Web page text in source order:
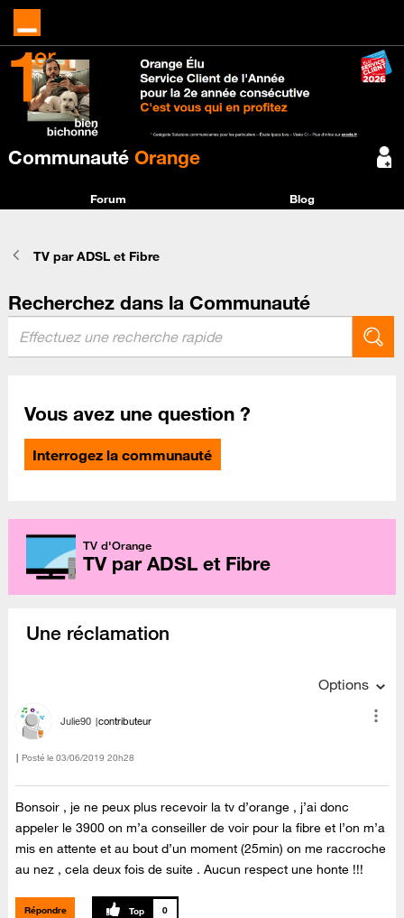
Communauté Orange
Forum Blog
TV par ADSL et Fibre
Recherchez dans la Communauté
Vous avez une question ?
Interrogez la communauté
TV d'Orange
TV par ADSL et Fibre
Une réclamation
Options
Julie90 contributeur
Posté le ‎03/06/2019 20h28
Bonsoir , je ne peux plus recevoir la tv d’orange , j’ai donc
appeler le 3900 on m’a conseiller de voir pour la fibre et l’on m’a
mis en attente et au bout d’un moment (25min) on me raccroche
au nez , cela deux fois de suite . Aucun respect une honte !!!
Répondre 0